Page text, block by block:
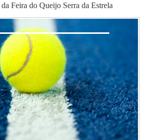
Feira do Queijo Serra da Estrela